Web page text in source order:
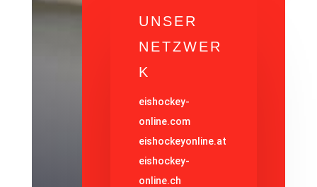
UNSER
NETZWER
K
eishockey-
online.com
eishockeyonline.at
eishockey-
online.ch